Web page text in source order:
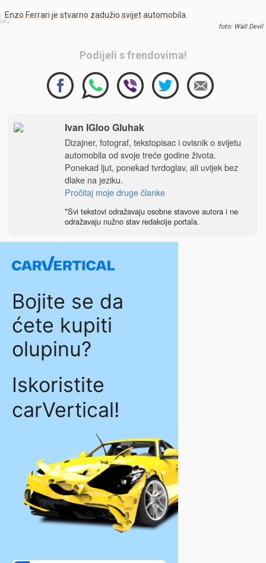
Enzo Ferrari je stvarno zadužio svijet automobila.
foto: Wall Devil
Podijeli s frendovima!
Ivan IGloo Gluhak
Dizajner, fotograf, tekstopisac i ovisnik o svijetu
automobila od svoje treće godine života.
Ponekad ljut, ponekad tvrdoglav, ali uvijek bez
dlake na jeziku.
Pročitaj moje druge članke
*Svi tekstovi odražavaju osobne stavove autora i ne
odražavaju nužno stav redakcije portala.